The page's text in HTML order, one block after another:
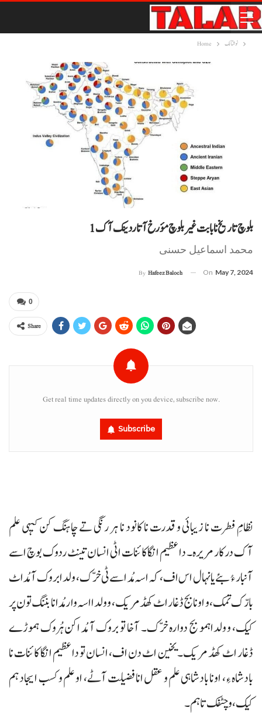
Home نوشتانک
بلوچ تاریخ نا بابت غیر بلوچ مؤرخ آتا ردینک آک 1
محمد اسماعیل حسنی
By Hafeez Baloch On May 7, 2024
0
Share
Get real time updates directly on you device, subscribe now.
Subscribe
نظامِ فطرت نا زیبائی و قدرت نا کانود نا ہر رنگی تے چاہنگ کن کیہی علم
آک درکار مریرہ۔ دا عظیم انگا کائنات اٹی انسان تینٹ ردوک بوچ اسے
آنبار ءُ بئے یا نہال اس اف، کہ اسہ مُد اسے ٹی خرّک، ولدا بروک آ مُد اٹ
بارّک تمک، و اونا بج ڈغار اٹ کھڈ مریک، و ولدا اسہ وار مُد انا بننگ تون پر
کیک، و ولداہمو بج دوارہ خرّک۔ آخا تو بروک آ مُد اکن ہُروک ہموڑے
ڈغار اٹ کھڈ مریک۔ یخین اٹ دن اف، انسان تو دا عظیم انگا کائنات نا
بادشاہ ءِ، اونا بادشاہی علم و عقل انا فضیلت آٹے، او علم و کسب ایجاد ہم
کیک، و چٹفک تا ہم۔